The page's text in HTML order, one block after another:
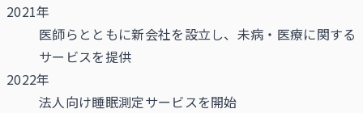
2021年
医師らとともに新会社を設立し、未病・医療に関する
サービスを提供
2022年
法人向け睡眠測定サービスを開始